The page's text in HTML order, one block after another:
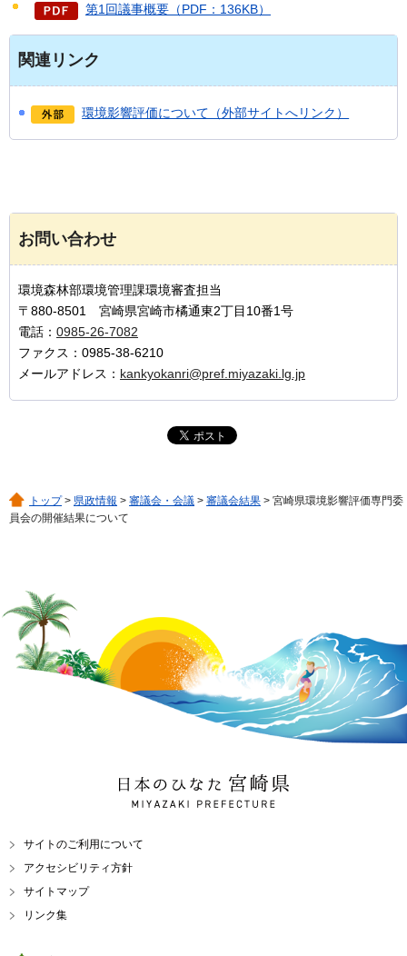
第1回議事概要（PDF：136KB）
関連リンク
環境影響評価について（外部サイトへリンク）
お問い合わせ
環境森林部環境管理課環境審査担当
〒880-8501 宮崎県宮崎市橘通東2丁目10番1号
電話： 0985-26-7082
ファクス：0985-38-6210
メールアドレス： kankyokanri@pref.miyazaki.lg.jp
トップ> 県政情報 > 審議会・会議 > 審議会結果 > 宮崎県環境影響評価専門委
員会の開催結果について
日本のひなた 宮崎県
MIYAZAKI PREFECTURE
サイトのご利用について
アクセシビリティ方針
サイトマップ
リンク集